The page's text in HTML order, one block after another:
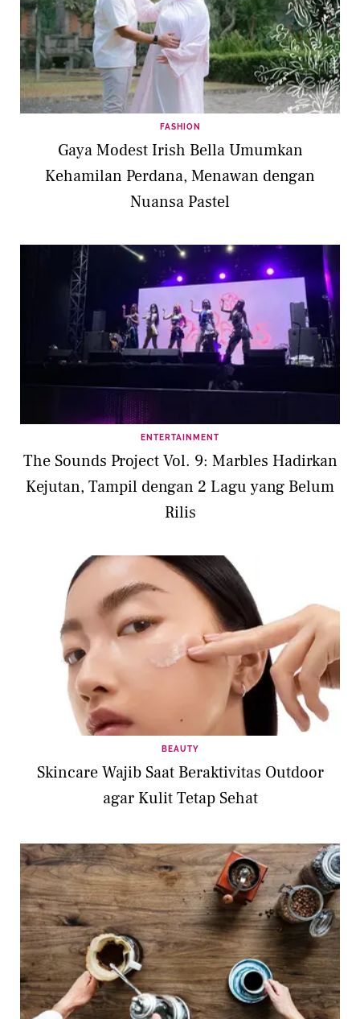
FASHION
Gaya Modest Irish Bella Umumkan
Kehamilan Perdana, Menawan dengan
Nuansa Pastel
ENTERTAINMENT
The Sounds Project Vol. 9: Marbles Hadirkan
Kejutan, Tampil dengan 2 Lagu yang Belum
Rilis
BEAUTY
Skincare Wajib Saat Beraktivitas Outdoor
agar Kulit Tetap Sehat